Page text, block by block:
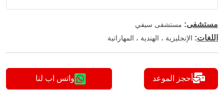
مستشفى: مستشفى سيفي
اللغات: الإنجليزية ، الهندية ، المهاراتية
أحجز الموعد واتس اب لنا